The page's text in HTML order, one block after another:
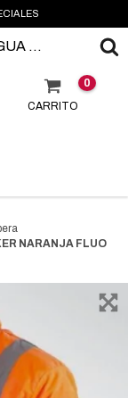
CAMPERA FLUO BONK ACONCAGUA TRUCKER NARANJA FLUO CON REFLECTIVOS
CARRITO
0
NARANJA FLUO